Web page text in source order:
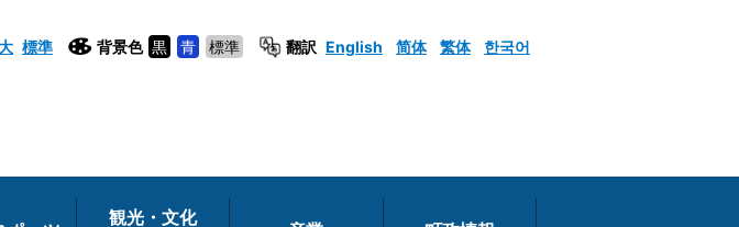
標準 背景色 黒 青 標準 翻訳 English 简体 繁体 한국어
観光・文化